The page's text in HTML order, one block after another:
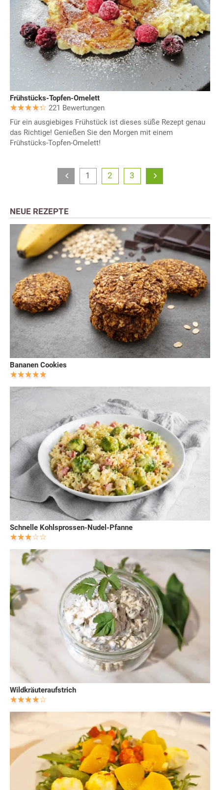
Frühstücks-Topfen-Omelett
221 Bewertungen
Für ein ausgiebiges Frühstück ist dieses süße Rezept genau
das Richtige! Genießen Sie den Morgen mit einem
Frühstücks-Topfen-Omelett!
1 2 3
NEUE REZEPTE
Bananen Cookies
Schnelle Kohlsprossen-Nudel-Pfanne
Wildkräuteraufstrich